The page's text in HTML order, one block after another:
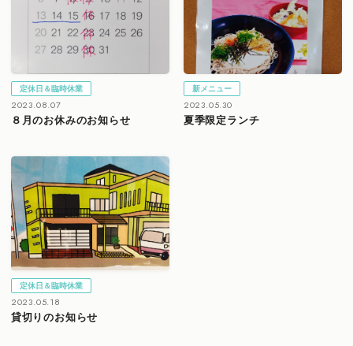
定休日＆臨時休業
2023.08.07
８月のお休みのお知らせ
新メニュー
2023.05.30
夏季限定ランチ
定休日＆臨時休業
2023.05.18
貸切りのお知らせ